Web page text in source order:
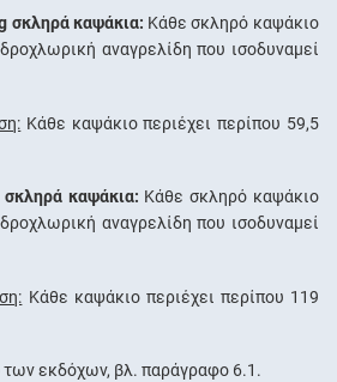
σκληρά καψάκια: Κάθε σκληρό καψάκιο
αναγρελίδη που ισοδυναμεί
Κάθε καψάκιο περιέχει περίπου 59,5
καψάκια: Κάθε σκληρό καψάκιο
αναγρελίδη που ισοδυναμεί
Κάθε καψάκιο περιέχει περίπου 119
των εκδόχων, βλ. παράγραφο 6.1.